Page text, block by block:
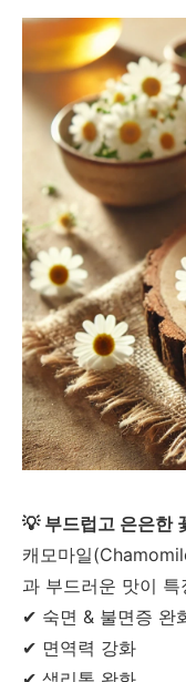
💡 부드럽고 은은한
캐모마일
과 부드러운 맛이 특
✔ 숙면 & 불면증 완
✔ 면역력 강화